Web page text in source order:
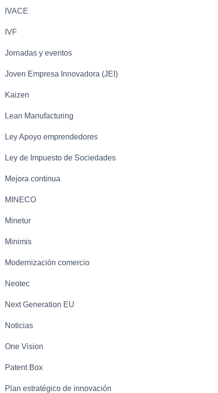
IVACE
IVF
Jornadas y eventos
Joven Empresa Innovadora (JEI)
Kaizen
Lean Manufacturing
Ley Apoyo emprendedores
Ley de Impuesto de Sociedades
Mejora continua
MINECO
Minetur
Minimis
Modernización comercio
Neotec
Next Generation EU
Noticias
One Vision
Patent Box
Plan estratégico de innovación